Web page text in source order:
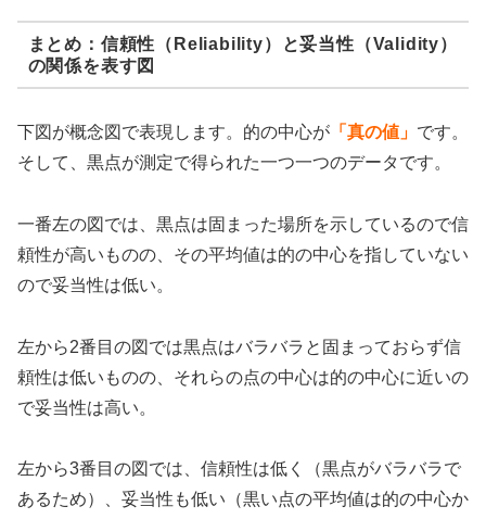
まとめ：信頼性（Reliability）と妥当性（Validity）
の関係を表す図
下図が概念図で表現します。的の中心が 「真の値」 です。
そして、黒点が測定で得られた一つ一つのデータです。
一番左の図では、黒点は固まった場所を示しているので信
頼性が高いものの、その平均値は的の中心を指していない
ので妥当性は低い。
左から2番目の図では黒点はバラバラと固まっておらず信
頼性は低いものの、それらの点の中心は的の中心に近いの
で妥当性は高い。
左から3番目の図では、信頼性は低く（黒点がバラバラで
あるため）、妥当性も低い（黒い点の平均値は的の中心か